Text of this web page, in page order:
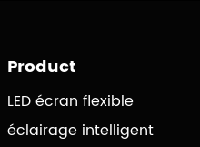
Product
LED écran flexible
éclairage intelligent